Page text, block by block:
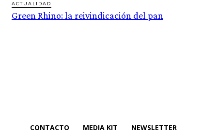
ACTUALIDAD
Green Rhino: la reivindicación del pan
CONTACTO MEDIA KIT NEWSLETTER